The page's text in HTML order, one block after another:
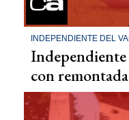
INDEPENDIENTE DEL
Independiente
con